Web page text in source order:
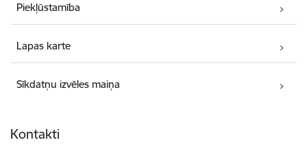
Piekļūstamība
Lapas karte
Sīkdatņu izvēles maiņa
Kontakti